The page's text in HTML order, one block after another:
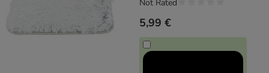
5,99 €
Not Rated